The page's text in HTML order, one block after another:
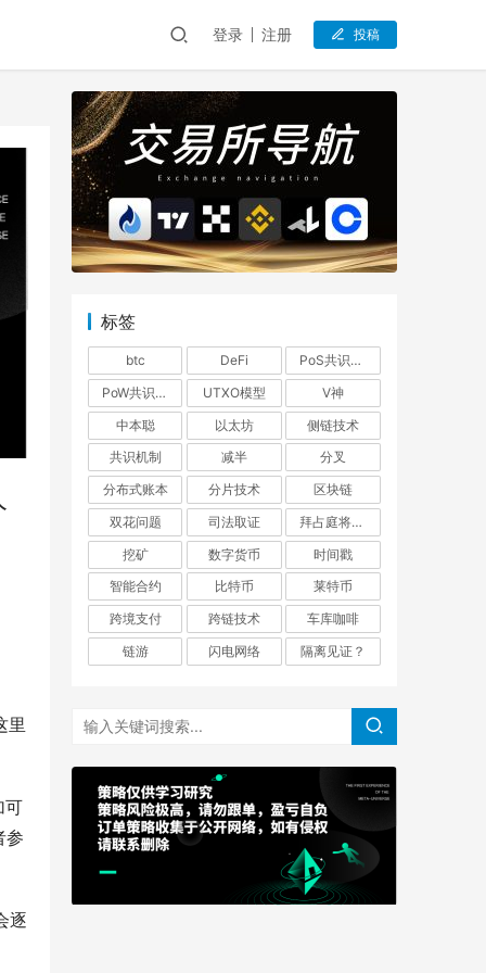
登录 注册 投稿
里
可
参
逐
标签
btc DeFi
PoS共识机制
PoW共识机制
UTXO模型
V神
中本聪
以太坊
侧链技术
共识机制
减半
分叉
分布式账本
分片技术
区块链
双花问题
司法取证
拜占庭将军问题
挖矿
数字货币
时间戳
智能合约
比特币
莱特币
跨境支付
跨链技术
车库咖啡
链游
闪电网络 隔离见证？